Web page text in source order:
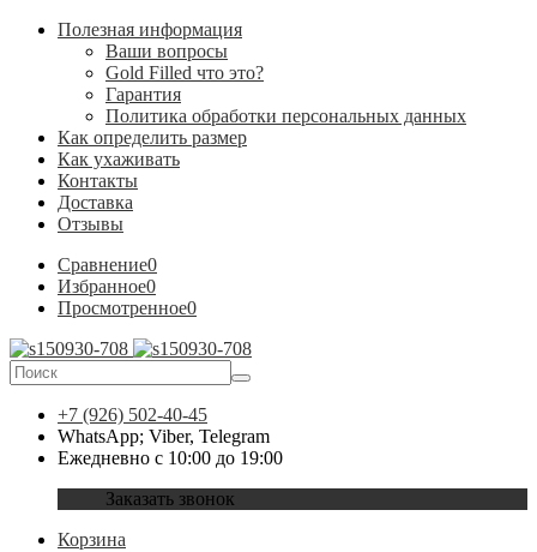
Полезная информация
Ваши вопросы
Gold Filled что это?
Гарантия
Политика обработки персональных данных
Как определить размер
Как ухаживать
Контакты
Доставка
Отзывы
Сравнение0
Избранное0
Просмотренное0
+7 (926) 502-40-45
WhatsApp; Viber, Telegram
Ежедневно с 10:00 до 19:00
Заказать звонок
Корзина